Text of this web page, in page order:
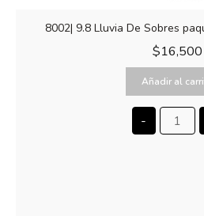
8002| 9.8 Lluvia De Sobres
$16,500
Añadir al
-